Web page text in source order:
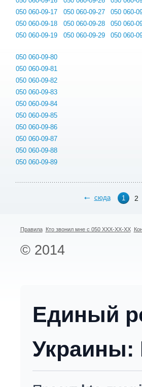
050 060-09-17
050 060-09-18
050 060-09-19
050 060-09-27
050 060-09-28
050 060-09-29
050 060-
050 060-
050 060-
050 060-09-80
050 060-09-81
050 060-09-82
050 060-09-83
050 060-09-84
050 060-09-85
050 060-09-86
050 060-09-87
050 060-09-88
050 060-09-89
сюда 1 2
Правила Кто звонил мне с 050 XXX-XX-XX
© 2014
Единый
Украины: